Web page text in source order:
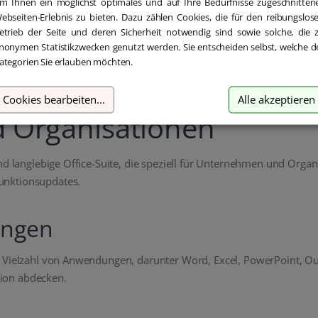
Die bewährte
langlebige Office-Suite, die speziell für Unternehmen und
von Anwendungen, darunter Word, Excel, PowerPoint,
abdecken.
Erlebnis zu bieten. Dazu zählen Cookies, die für den
der Seite und deren Sicherheit notwendig sind sowie solche, die
Statistikzwecken genutzt werden. Sie entscheiden selbst, welche
Sie erlauben möchten.
Cookies bearbeiten... Alle akzeptieren